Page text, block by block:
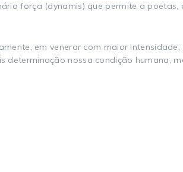
força (dynamis) que permite a poetas,
em venerar com maior intensidade,
determinação nossa condição humana,